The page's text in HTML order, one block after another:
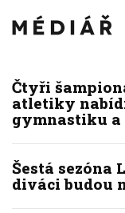
Čtyři
atletiky
gymnastiku a
Šestá sezóna
diváci budou